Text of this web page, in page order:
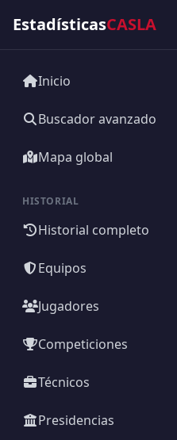
EstadísticasCASLA
Inicio
Buscador avanzado
Mapa global
HISTORIAL
Historial completo
Equipos
Jugadores
Competiciones
Técnicos
Presidencias